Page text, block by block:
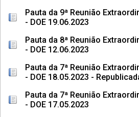
Pauta da 9ª Reunião
- DOE 19.06.2023
Pauta da 8ª Reunião
- DOE 12.06.2023
Pauta da 7ª Reunião
- DOE 18.05.2023 -
Pauta da 7ª Reunião
- DOE 17.05.2023